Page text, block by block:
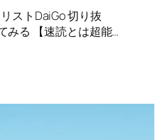
ストDaiGo 切り抜
みる 【速読とは超能…